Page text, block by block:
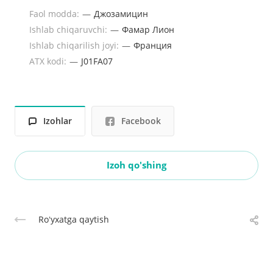
Faol modda: — Джозамицин
Ishlab chiqaruvchi: — Фамар Лион
Ishlab chiqarilish joyi: — Франция
ATX kodi: — J01FA07
Izohlar Facebook
Izoh qo'shing
Roʻyxatga qaytish